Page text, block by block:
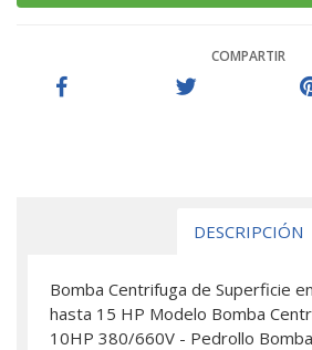
COMPARTIR
DESCRIPCIÓN
Bomba Centrifuga de Superficie
hasta 15 HP Modelo Bomba
10HP 380/660V - Pedrollo